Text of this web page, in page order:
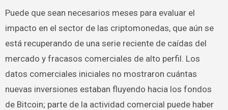
Puede que sean necesarios meses para evaluar el
impacto en el sector de las criptomonedas, que aún se
está recuperando de una serie reciente de caídas del
mercado y fracasos comerciales de alto perfil. Los
datos comerciales iniciales no mostraron cuántas
nuevas inversiones estaban fluyendo hacia los fondos
de Bitcoin; parte de la actividad comercial puede haber